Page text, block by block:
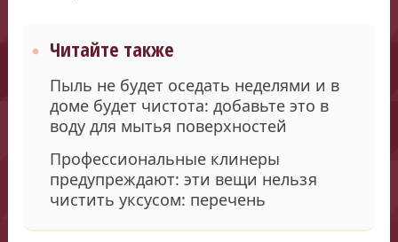
Читайте также
Пыль не будет оседать неделями и в
доме будет чистота: добавьте это в
воду для мытья поверхностей
Профессиональные клинеры
предупреждают: эти вещи нельзя
чистить уксусом: перечень